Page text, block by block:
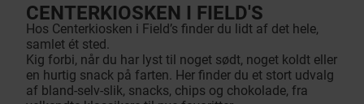
CENTERKIOSKEN I FIELD'S
Hos Centerkiosken i Field’s finder du lidt af det hele,
samlet ét sted.
Kig forbi, når du har lyst til noget sødt, noget koldt eller
en hurtig snack på farten. Her finder du et stort udvalg
af bland-selv-slik, snacks, chips og chokolade, fra